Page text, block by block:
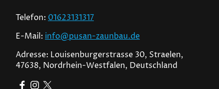
Telefon: 01623131317
E-Mail: info@pusan-zaunbau.de
Adresse: Louisenburgerstrasse 30, Straelen,
47638, Nordrhein-Westfalen, Deutschland